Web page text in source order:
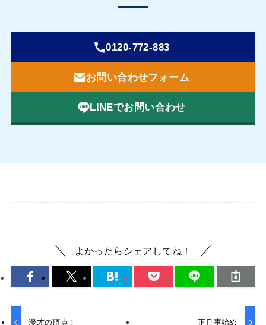
0120-772-883
お問い合わせフォーム
LINEでお問い合わせ
よかったらシェアしてね！
漫才の頂点！ 正月事始め